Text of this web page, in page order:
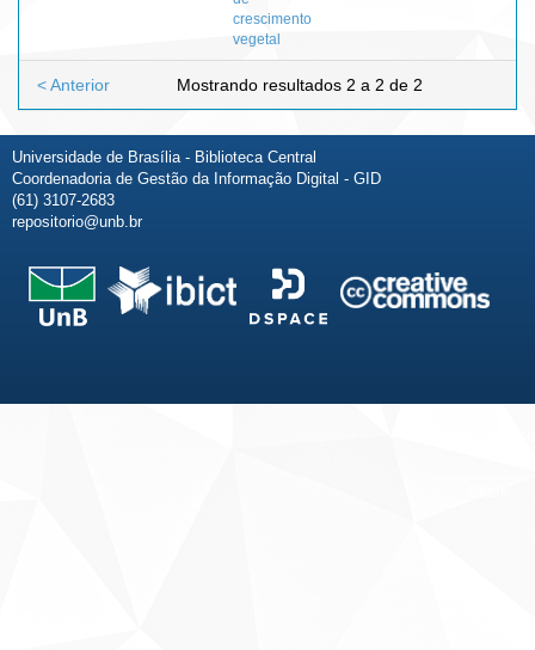
crescimento
vegetal
Mostrando resultados 2 a 2 de 2
< Anterior
Universidade de Brasília - Biblioteca Central
Coordenadoria de Gestão da Informação Digital - GID
(61) 3107-2683
repositorio@unb.br